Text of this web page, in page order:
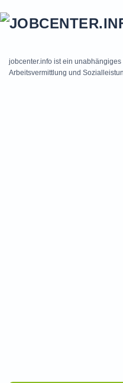
jobcenter.info ist ein
Arbeitsvermittlung und